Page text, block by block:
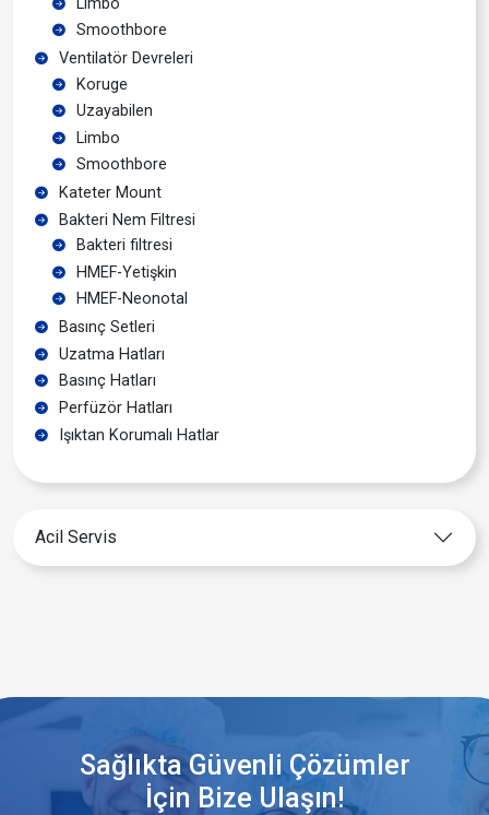
Smoothbore
Ventilatör Devreleri
Koruge
Uzayabilen
Limbo
Smoothbore
Kateter Mount
Bakteri Nem Filtresi
Bakteri filtresi
HMEF-Yetişkin
HMEF-Neonotal
Basınç Setleri
Uzatma Hatları
Basınç Hatları
Perfüzör Hatları
Işıktan Korumalı Hatlar
Acil Servis
Sağlıkta Güvenli Çözümler
İçin Bize Ulaşın!